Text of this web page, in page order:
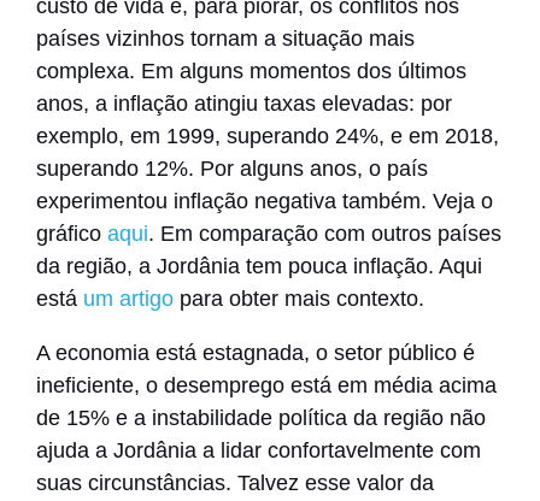
custo de vida e, para piorar, os conflitos nos
países vizinhos tornam a situação mais
complexa. Em alguns momentos dos últimos
anos, a inflação atingiu taxas elevadas: por
exemplo, em 1999, superando 24%, e em 2018,
superando 12%. Por alguns anos, o país
experimentou inflação negativa também. Veja o
gráfico aqui. Em comparação com outros países
da região, a Jordânia tem pouca inflação. Aqui
está um artigo para obter mais contexto.
A economia está estagnada, o setor público é
ineficiente, o desemprego está em média acima
de 15% e a instabilidade política da região não
ajuda a Jordânia a lidar confortavelmente com
suas circunstâncias. Talvez esse valor da